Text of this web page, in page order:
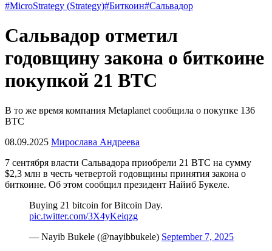
#MicroStrategy (Strategy)#Биткоин#Сальвадор
Сальвадор отметил
годовщину закона о биткоине
покупкой 21 BTC
В то же время компания Metaplanet сообщила о покупке 136
BTC
08.09.2025 Мирослава Андреева
7 сентября власти Сальвадора приобрели 21 BTC на сумму
$2,3 млн в честь четвертой годовщины принятия закона о
биткоине. Об этом сообщил президент Найиб Букеле.
Buying 21 bitcoin for Bitcoin Day.
pic.twitter.com/3X4yKeiqzg
— Nayib Bukele (@nayibbukele) September 7, 2025